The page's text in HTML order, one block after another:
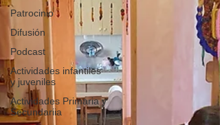
Patrocinio
Difusión
Podcast
Actividades infantiles
y juveniles
Actividades Primaria y
Secundariia